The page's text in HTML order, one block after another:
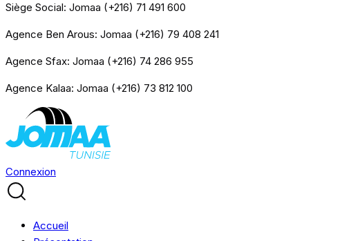
Siège Social: Jomaa (+216) 71 491 600
Agence Ben Arous: Jomaa (+216) 79 408 241
Agence Sfax: Jomaa (+216) 74 286 955
Agence Kalaa: Jomaa (+216) 73 812 100
Connexion
Accueil